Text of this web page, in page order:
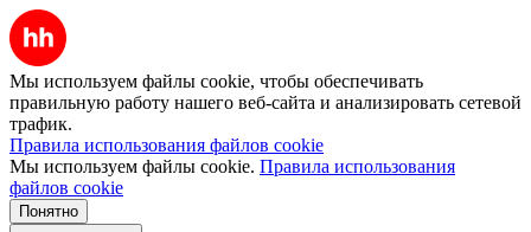
Мы используем файлы cookie, чтобы обеспечивать
правильную работу нашего веб-сайта и анализировать сетевой
трафик.
Правила использования файлов cookie
Мы используем файлы cookie. Правила использования
файлов cookie
Понятно